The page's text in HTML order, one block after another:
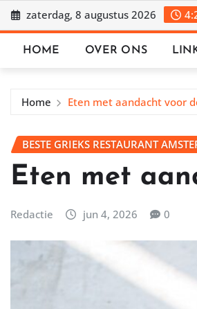
Ga
naar
zaterdag, 8 augustus 2026
HOME OVER ONS
Home Eten met aandacht voor
BESTE GRIEKS RESTAURANT
Eten met
Redactie jun 4, 2026 0